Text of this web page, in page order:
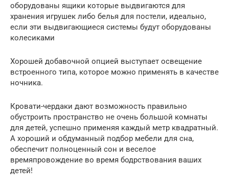
оборудованы ящики которые выдвигаются для
хранения игрушек либо белья для постели, идеально,
если эти выдвигающиеся системы будут оборудованы
колесиками
Хорошей добавочной опцией выступает освещение
встроенного типа, которое можно применять в качестве
ночника.
Кровати-чердаки дают возможность правильно
обустроить пространство не очень большой комнаты
для детей, успешно применяя каждый метр квадратный.
А хороший и обдуманный подбор мебели для сна,
обеспечит полноценный сон и веселое
времяпровождение во время бодрствования ваших
детей!